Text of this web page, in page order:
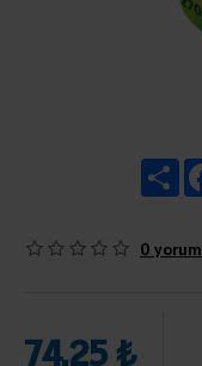
0 yorum
74,25 ₺